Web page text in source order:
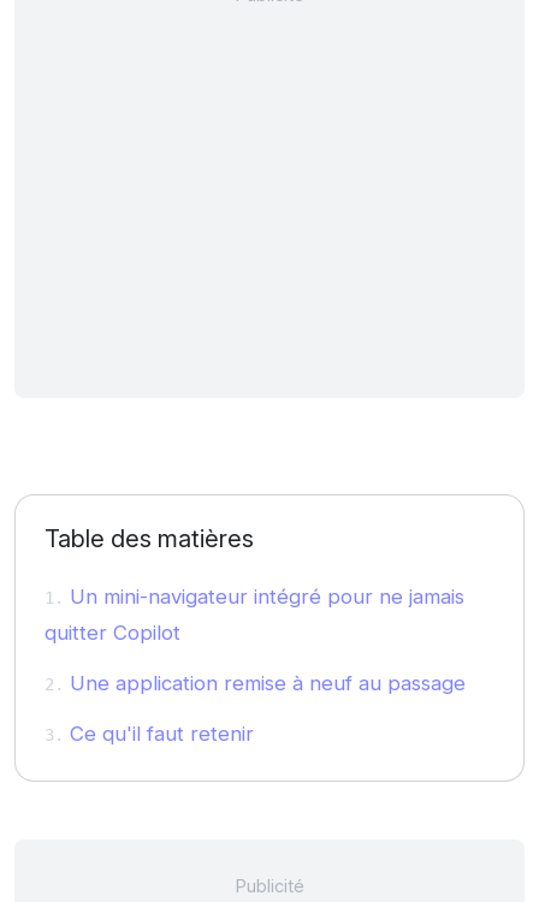
Table des matières
Un mini-navigateur intégré pour ne jamais
quitter Copilot
Une application remise à neuf au passage
Ce qu'il faut retenir